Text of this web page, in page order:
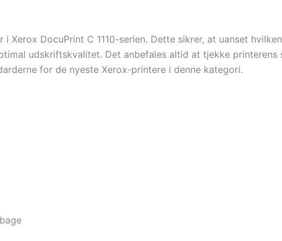
Xerox DocuPrint C 1110-serien. Dette sikrer, at uanset
udskriftskvalitet. Det anbefales altid at tjekke
for de nyeste Xerox-printere i denne kategori.